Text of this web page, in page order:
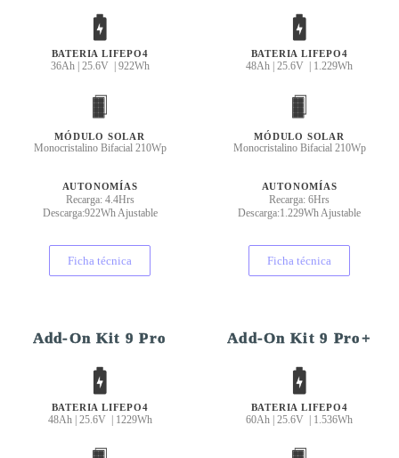
BATERIA LIFEPO4
36Ah | 25.6V | 922Wh
MÓDULO SOLAR
Monocristalino Bifacial 210Wp
AUTONOMÍAS
Recarga: 4.4Hrs
Descarga:922Wh Ajustable
Ficha técnica
BATERIA LIFEPO4
48Ah | 25.6V | 1.229Wh
MÓDULO SOLAR
Monocristalino Bifacial 210Wp
AUTONOMÍAS
Recarga: 6Hrs
Descarga:1.229Wh Ajustable
Ficha técnica
Add-On Kit 9 Pro
BATERIA LIFEPO4
48Ah | 25.6V | 1229Wh
Add-On Kit 9 Pro+
BATERIA LIFEPO4
60Ah | 25.6V | 1.536Wh